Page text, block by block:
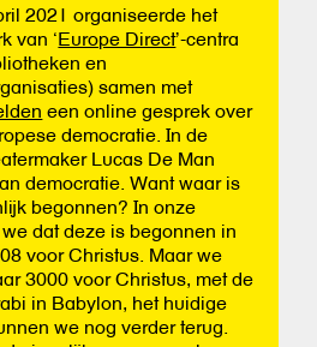
2021 organiseerde het
van ‘Europe Direct’-centra
en
samen met
een online gesprek over
democratie. In de
Lucas De Man
democratie. Want waar is
begonnen? In onze
dat deze is begonnen in
voor Christus. Maar we
3000 voor Christus, met de
in Babylon, het huidige
we nog verder terug.